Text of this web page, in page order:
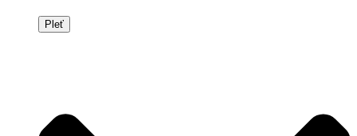
Pleť